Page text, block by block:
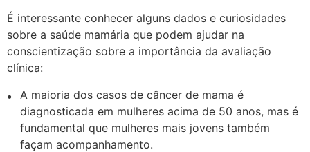
É interessante conhecer alguns dados e curiosidades
sobre a saúde mamária que podem ajudar na
conscientização sobre a importância da avaliação
clínica:
A maioria dos casos de câncer de mama é
diagnosticada em mulheres acima de 50 anos, mas é
fundamental que mulheres mais jovens também
façam acompanhamento.